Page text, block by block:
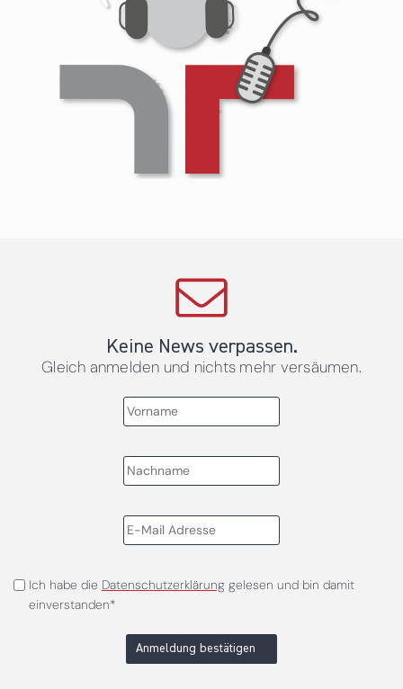
Keine News verpassen.
Gleich anmelden und nichts mehr versäumen.
Ich habe die Datenschutzerklärunggelesen und bin damit
einverstanden*
Anmeldung bestätigen